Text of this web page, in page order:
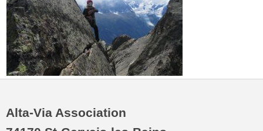
Alta-Via Association